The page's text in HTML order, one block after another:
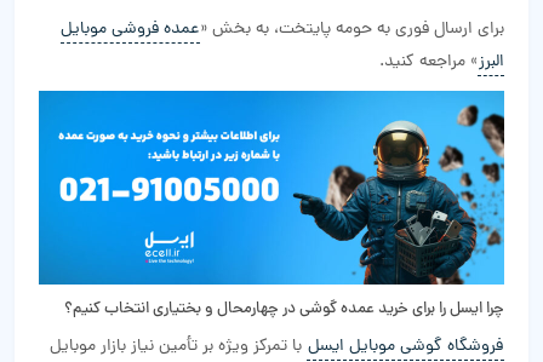
برای ارسال فوری به حومه پایتخت، به بخش «عمده فروشی موبایل
البرز» مراجعه کنید.
چرا ایسل را برای خرید عمده گوشی در چهارمحال‌ و‌ بختیاری انتخاب کنیم؟
فروشگاه گوشی موبایل ایسل با تمرکز ویژه بر تأمین نیاز بازار موبایل